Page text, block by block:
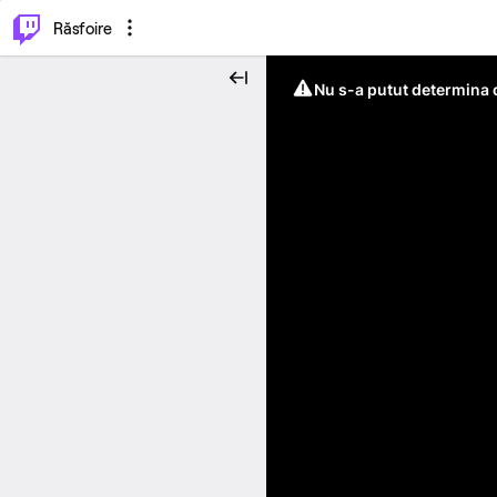
Răsfoire
Nu s-a putut